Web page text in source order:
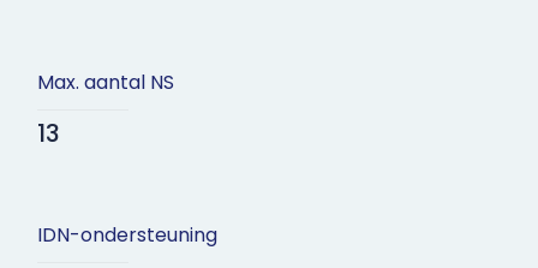
Max. aantal NS
13
IDN-ondersteuning